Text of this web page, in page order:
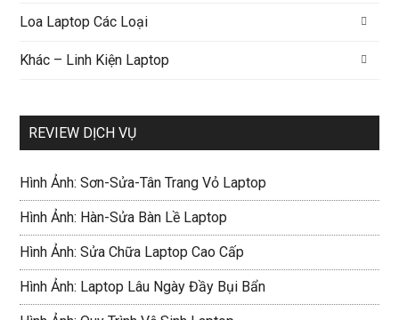
Loa Laptop Các Loại
Khác – Linh Kiện Laptop
REVIEW DỊCH VỤ
Hình Ảnh: Sơn-Sửa-Tân Trang Vỏ Laptop
Hình Ảnh: Hàn-Sửa Bàn Lề Laptop
Hình Ảnh: Sửa Chữa Laptop Cao Cấp
Hình Ảnh: Laptop Lâu Ngày Đầy Bụi Bẩn